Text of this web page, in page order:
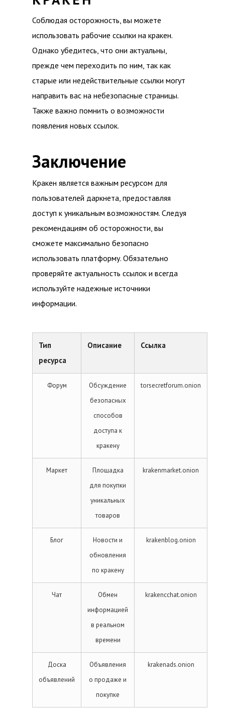
Соблюдая осторожность, вы можете
использовать рабочие ссылки на кракен.
Однако убедитесь, что они актуальны,
прежде чем переходить по ним, так как
старые или недействительные ссылки могут
направить вас на небезопасные страницы.
Также важно помнить о возможности
появления новых ссылок.
Заключение
Кракен является важным ресурсом для
пользователей даркнета, предоставляя
доступ к уникальным возможностям. Следуя
рекомендациям об осторожности, вы
сможете максимально безопасно
использовать платформу. Обязательно
проверяйте актуальность ссылок и всегда
используйте надежные источники
информации.
Тип
ресурса
Описание Ссылка
Форум
Обсуждение
безопасных
способов
доступа к
кракену
torsecretforum.onion
Маркет
Площадка
для покупки
уникальных
товаров
krakenmarket.onion
Блог
Новости и
обновления
по кракену
krakenblog.onion
Чат
Обмен
информацией
в реальном
времени
krakencchat.onion
Доска
объявлений
Объявления
о продаже и
покупке
krakenads.onion